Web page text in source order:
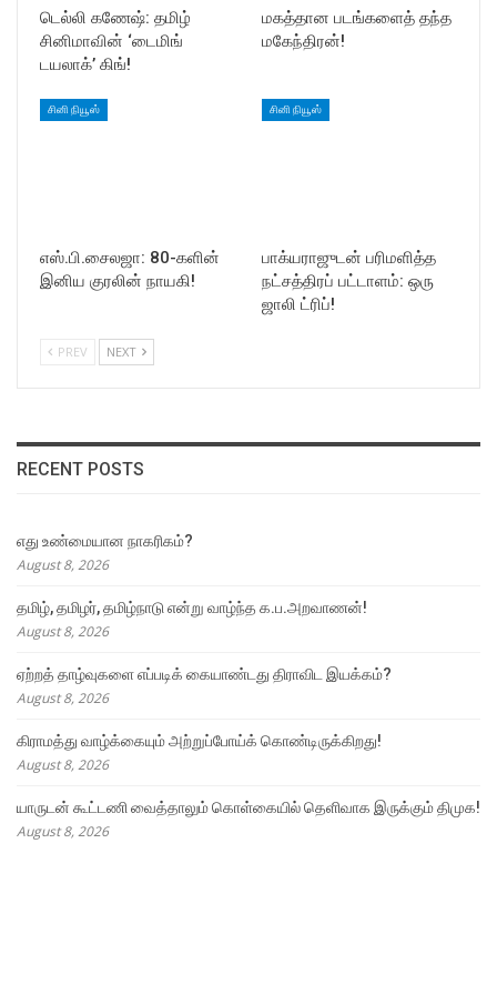
டெல்லி கணேஷ்: தமிழ்
சினிமாவின் ‘டைமிங்
டயலாக்’ கிங்!
மகத்தான படங்களைத் தந்த
மகேந்திரன்!
சினி நியூஸ்
எஸ்.பி.சைலஜா: 80-களின்
இனிய குரலின் நாயகி!
சினி நியூஸ்
பாக்யராஜுடன் பரிமளித்த
நட்சத்திரப் பட்டாளம்: ஒரு
ஜாலி ட்ரிப்!
PREV NEXT
RECENT POSTS
எது உண்மையான நாகரிகம்?
August 8, 2026
தமிழ், தமிழர், தமிழ்நாடு என்று வாழ்ந்த க.ப.அறவாணன்!
August 8, 2026
ஏற்றத் தாழ்வுகளை எப்படிக் கையாண்டது திராவிட இயக்கம்?
August 8, 2026
கிராமத்து வாழ்க்கையும் அற்றுப்போய்க் கொண்டிருக்கிறது!
August 8, 2026
யாருடன் கூட்டணி வைத்தாலும் கொள்கையில் தெளிவாக இருக்கும் திமுக!
August 8, 2026